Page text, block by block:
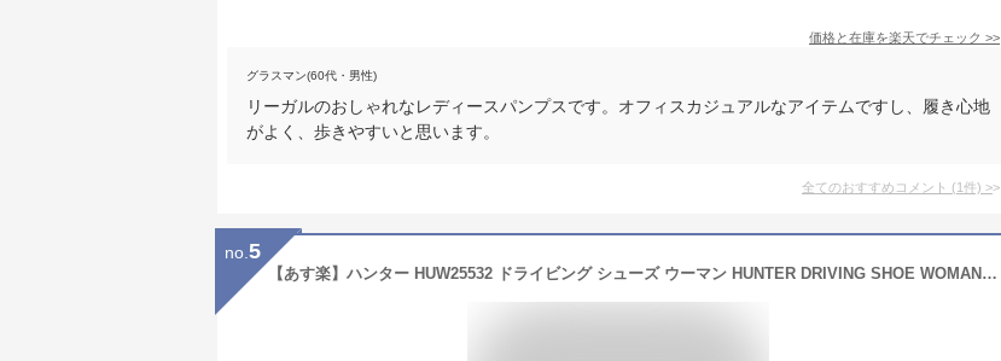
価格と在庫を楽天でチェック >>
グラスマン(60代・男性)
リーガルのおしゃれなレディースパンプスです。オフィスカジュアルなアイテムですし、履き心地
がよく、歩きやすいと思います。
全てのおすすめコメント (1件) >
no. 5
【あす楽】ハンター HUW25532 ドライビング シューズ ウーマン HUNTER DRIVING SHOE WOMAN レディース パンプス カジュアル フラットシューズ モカシン ラバーシューズ BLK・OLV・WHT・NVY・BLL・CLM【送料無料】